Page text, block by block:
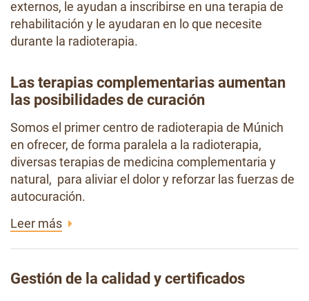
externos, le ayudan a inscribirse en una terapia de
rehabilitación y le ayudaran en lo que necesite
durante la radioterapia.
Las terapias complementarias aumentan
las posibilidades de curación
Somos el primer centro de radioterapia de Múnich
en ofrecer, de forma paralela a la radioterapia,
diversas terapias de medicina complementaria y
natural, para aliviar el dolor y reforzar las fuerzas de
autocuración.
Leer más
Gestión de la calidad y certificados